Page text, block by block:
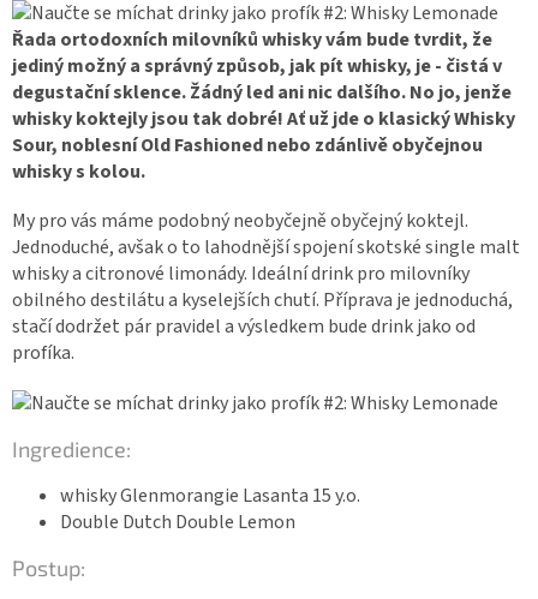
Řada ortodoxních milovníků whisky vám bude tvrdit, že
jediný možný a správný způsob, jak pít whisky, je - čistá v
degustační sklence. Žádný led ani nic dalšího. No jo, jenže
whisky koktejly jsou tak dobré! Ať už jde o klasický Whisky
Sour, noblesní Old Fashioned nebo zdánlivě obyčejnou
whisky s kolou.
My pro vás máme podobný neobyčejně obyčejný koktejl.
Jednoduché, avšak o to lahodnější spojení skotské single malt
whisky a citronové limonády. Ideální drink pro milovníky
obilného destilátu a kyselejších chutí. Příprava je jednoduchá,
stačí dodržet pár pravidel a výsledkem bude drink jako od
profíka.
Ingredience:
whisky Glenmorangie Lasanta 15 y.o.
Double Dutch Double Lemon
Postup: